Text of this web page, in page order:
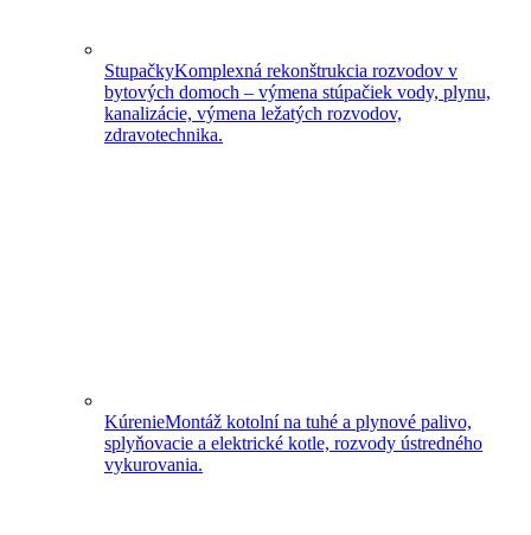
StupačkyKomplexná rekonštrukcia rozvodov v
bytových domoch – výmena stúpačiek vody, plynu,
kanalizácie, výmena ležatých rozvodov,
zdravotechnika.
KúrenieMontáž kotolní na tuhé a plynové palivo,
splyňovacie a elektrické kotle, rozvody ústredného
vykurovania.